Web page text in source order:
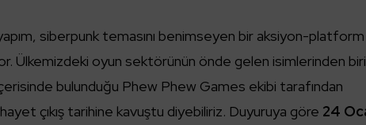
siberpunk temasını benimseyen bir aksiyon-platform
Ülkemizdeki oyun sektörünün önde gelen isimlerinden
bulunduğu Phew Phew Games ekibi tarafından
çıkış tarihine kavuştu diyebiliriz. Duyuruya göre 24